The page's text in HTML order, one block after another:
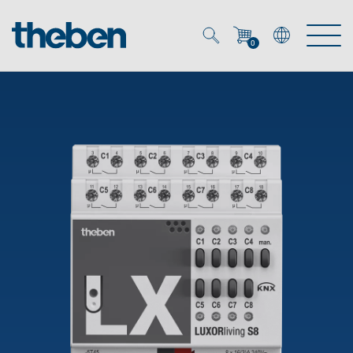
0
Energy Manager
Präsenzmelder & Bewegungsmelder
OEM-Lösungen
Ansprechpartner OEM
OEM-Referenzen
Zeit- und Lichtsteuerung
DALI-2 Lichtsteuerung
Downloads
Unternehmen